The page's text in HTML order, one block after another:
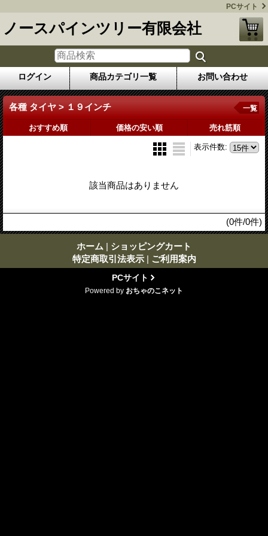
PCサイト
ノースパインツリー有限会社
ログイン 商品カテゴリ一覧 お問い合わせ
各種 タイヤ > １９インチ 一覧
おすすめ順 価格の安い順 売れ筋順
表示件数:
該当商品はありません
(0件/0件)
ホーム | ショッピングカート
特定商取引法表示 | ご利用案内
PCサイト
Powered by おちゃのこネット